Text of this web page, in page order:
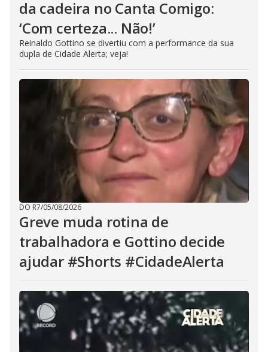
da cadeira no Canta Comigo:
‘Com certeza... Não!’
Reinaldo Gottino se divertiu com a performance da sua
dupla de Cidade Alerta; veja!
DO R7/05/08/2026
Greve muda rotina de
trabalhadora e Gottino decide
ajudar #Shorts #CidadeAlerta